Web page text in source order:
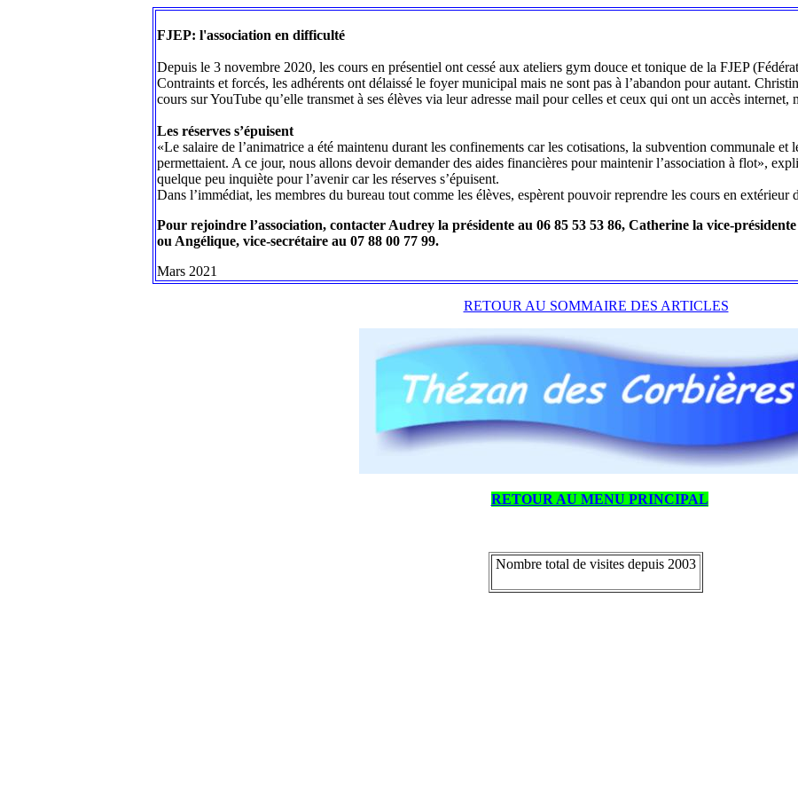
FJEP: l'association en difficulté
Depuis le 3 novembre 2020, les cours en présentiel ont cessé aux ateliers gym douce et tonique de la FJEP
Contraints et forcés, les adhérents ont délaissé le foyer municipal mais ne sont pas à l’abandon pour autant.
cours sur YouTube qu’elle transmet à ses élèves via leur adresse mail pour celles et ceux qui ont un accès internet,
Les réserves s’épuisent
«Le salaire de l’animatrice a été maintenu durant les confinements car les cotisations, la subvention communale et
permettaient. A ce jour, nous allons devoir demander des aides financières pour maintenir l’association à flot»,
quelque peu inquiète pour l’avenir car les réserves s’épuisent.
Dans l’immédiat, les membres du bureau tout comme les élèves, espèrent pouvoir reprendre les cours en extérieur
Pour rejoindre l’association, contacter Audrey la présidente au 06 85 53 53 86, Catherine la vice-présidente
ou Angélique, vice-secrétaire au 07 88 00 77 99.
Mars 2021
RETOUR AU SOMMAIRE DES ARTICLES
RETOUR AU MENU PRINCIPAL
Nombre total de visites depuis 2003